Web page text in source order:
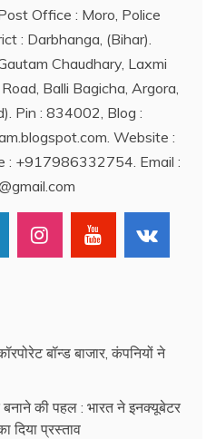
Office : Moro, Police
: Darbhanga, (Bihar).
Chaudhary, Laxmi
Balli Bagicha, Argora,
Pin : 834002, Blog :
Website :
: +917986332754. Email :
बॉन्ड बाजार, कंपनियों ने
की पहल : भारत ने इनक्यूबेटर
दिया प्रस्ताव